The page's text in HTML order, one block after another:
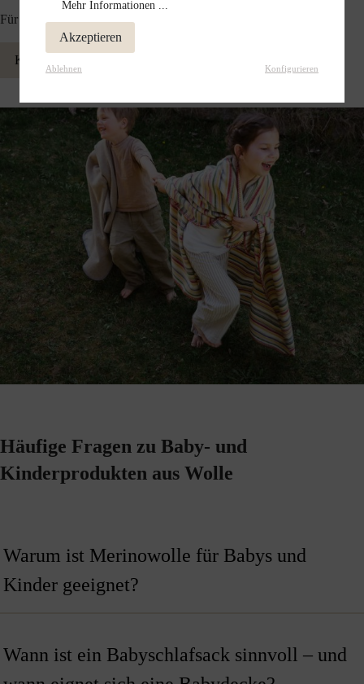
Für Kinder, die Wärme, Freiheit und Geborgenheit lieben.
Kinderdecken aus Schurwolle entdecken
Häufige Fragen zu Baby- und
Kinderprodukten aus Wolle
Warum ist Merinowolle für Babys und
Kinder geeignet?
Wann ist ein Babyschlafsack sinnvoll – und
Mehr Informationen ...
Akzeptieren
Ablehnen Konfigurieren